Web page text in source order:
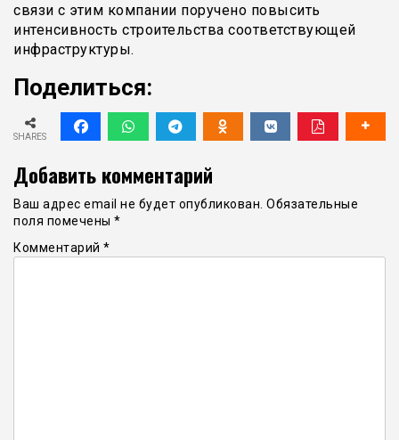
связи с этим компании поручено повысить
интенсивность строительства соответствующей
инфраструктуры.
Поделиться:
SHARES
Добавить комментарий
Ваш адрес email не будет опубликован. Обязательные
поля помечены *
Комментарий *